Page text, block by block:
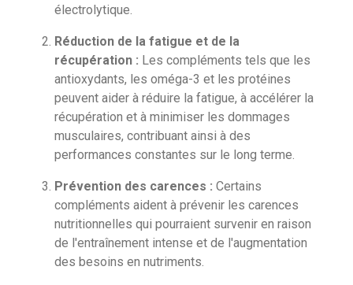
électrolytique.
Réduction de la fatigue et de la
récupération : Les compléments tels que les
antioxydants, les oméga-3 et les protéines
peuvent aider à réduire la fatigue, à accélérer la
récupération et à minimiser les dommages
musculaires, contribuant ainsi à des
performances constantes sur le long terme.
Prévention des carences : Certains
compléments aident à prévenir les carences
nutritionnelles qui pourraient survenir en raison
de l'entraînement intense et de l'augmentation
des besoins en nutriments.